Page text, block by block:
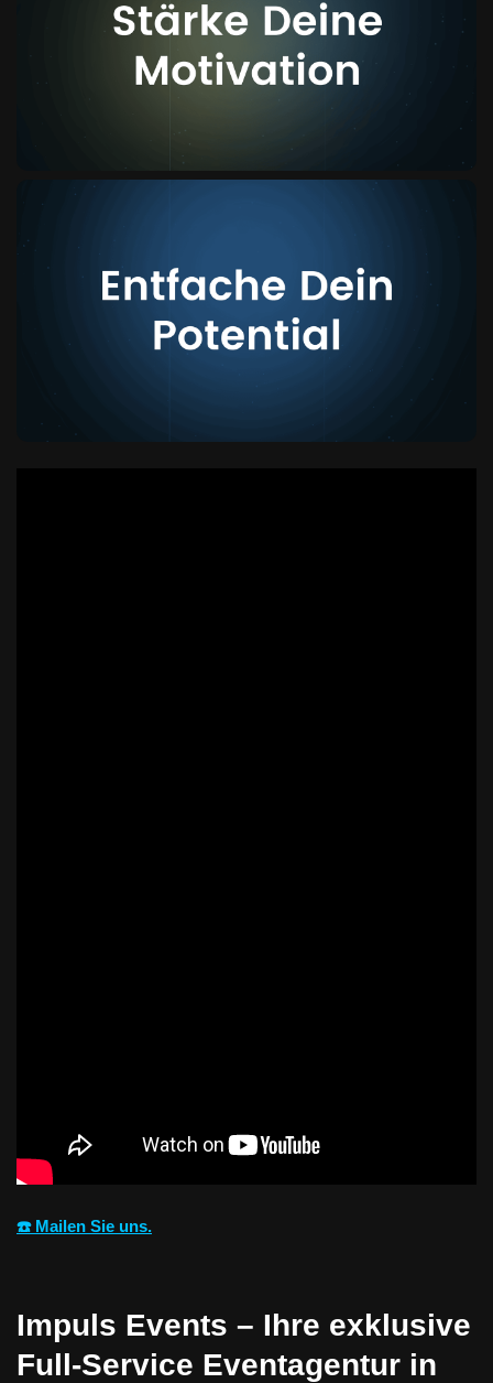
☎️ Mailen Sie uns.
Impuls Events – Ihre exklusive
Full-Service Eventagentur in